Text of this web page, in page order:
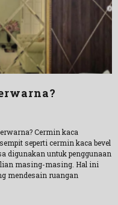
Cermin kaca
seperti cermin kaca bevel
digunakan untuk penggunaan
masing-masing. Hal ini
mendesain ruangan